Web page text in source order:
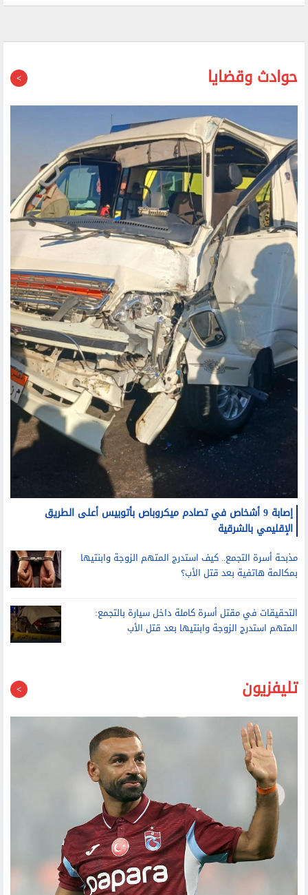
تعاملات اليوم
حوادث وقضايا
إصابة 9 أشخاص في تصادم ميكروباص بأتوبيس أعلى الطريق
الإقليمي بالشرقية
مذبحة أسرة التجمع.. كيف استدرج المتهم الزوجة وابنتيها
بمكالمة هاتفية بعد قتل الأب؟
المتهم استدرج الزوجة وابنتيها بعد قتل الأب
تليفزيون